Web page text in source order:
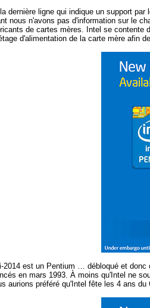
dernière ligne qui indique un support
nous n'avons pas d'information sur le
de cartes mères. Intel se
d'alimentation de la carte mère afin
2014 est un Pentium … débloqué et
en mars 1993. À moins qu'Intel ne
aurions préféré qu'Intel fête les 4 ans du